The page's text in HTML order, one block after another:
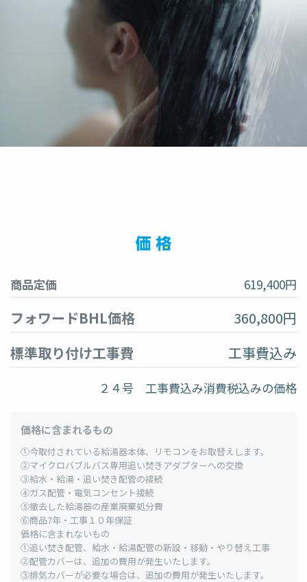
商品定価 619,400円
フォワードBHL価格
360,800円
標準取り付け工事費
工事費込み
２４号 工事費込み消費税込みの価格
価格に含まれるもの
①今取付されている給湯器本体、リモコンをお取替えします。
②マイクロバブルバス専用追い焚きアダプターへの交換
③給水・給湯・追い焚き配管の接続
④ガス配管・電気コンセント接続
⑤撤去した給湯器の産業廃棄処分費
⑥商品7年・工事１０年保証
価格に含まれないもの
①追い焚き配管、給水・給湯配管の新設・移動・やり替え工事
②配管カバーは、追加の費用が発生いたします。
③排気カバーが必要な場合は、追加の費用が発生いたします。